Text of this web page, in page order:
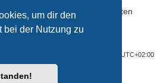
um dir den
bei der Nutzung zu
bzw. Sperrung deiner Daten
bitte den Betreiber.
UTC+02:00
® Forum Software © phpBB Limited